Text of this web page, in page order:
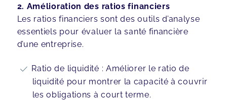
2. Amélioration des ratios financiers
Les ratios financiers sont des outils d’analyse
essentiels pour évaluer la santé financière
d’une entreprise.
Ratio de liquidité : Améliorer le ratio de
liquidité pour montrer la capacité à couvrir
les obligations à court terme.